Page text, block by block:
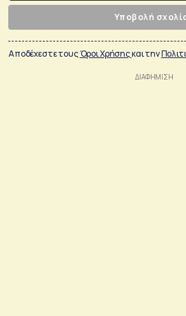
Υποβολή
Αποδέχεστε τουςΌροι Χρήσηςκαι την